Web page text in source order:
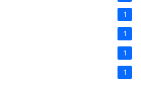
1
1
1
1